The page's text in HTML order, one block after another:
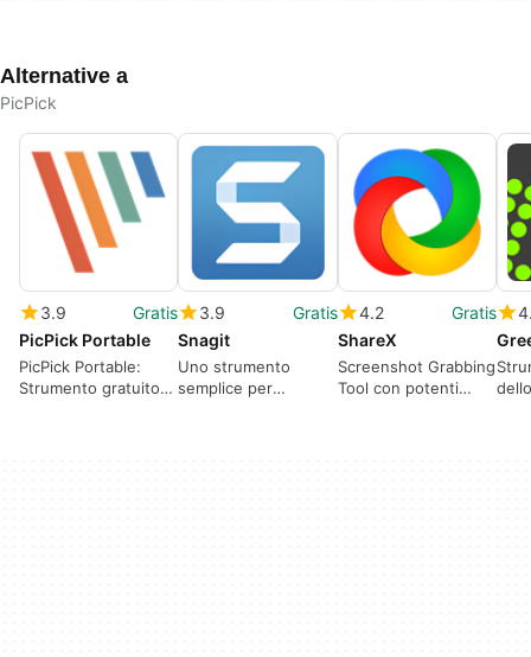
Alternative a
PicPick
3.9
Gratis
PicPick Portable
PicPick Portable:
Strumento gratuito
3.9
Gratis
Snagit
Uno strumento
semplice per
4.2
Gratis
ShareX
Screenshot Grabbing
Tool con potenti